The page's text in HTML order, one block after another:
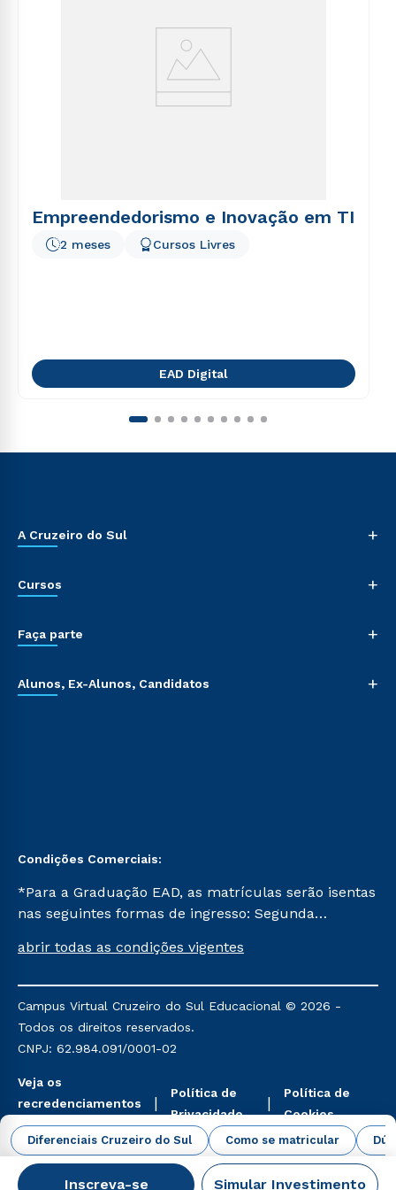
Diferenciais Cruzeiro do Sul Como se matricular
Inscreva-se Simular Investimento
Empreendedorismo e Inovação em TI
2 meses Cursos Livres
EAD Digital
A Cruzeiro do Sul +
Cursos +
Faça parte +
Alunos, Ex-Alunos, Candidatos +
Condições Comerciais:
*Para a Graduação EAD, as matrículas serão isentas
nas seguintes formas de ingresso: Segunda
Já para as demais, a taxa de matrícula será de R$
mencionadas são referentes aos cursos: Ensino
Religioso, Geografia para a Docência e Metodologia
do Ensino de História: Questões Atuais.
abrir todas as condições vigentes
Campus Virtual Cruzeiro do Sul Educacional © 2026 -
Todos os direitos reservados.
CNPJ: 62.984.091/0001-02
Veja os
recredenciamentos
aqui
Política de
Privacidade
Política de
Cookies